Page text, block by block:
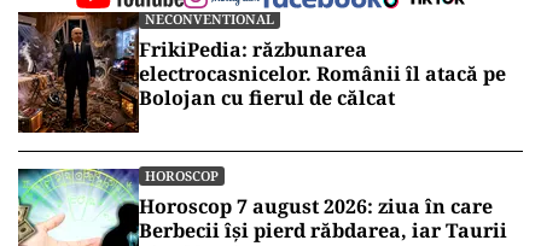
NECONVENTIONAL
FrikiPedia: răzbunarea
electrocasnicelor. Românii îl atacă pe
Bolojan cu fierul de călcat
HOROSCOP
Horoscop 7 august 2026: ziua în care
Berbecii își pierd răbdarea, iar Taurii